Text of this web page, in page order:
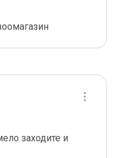
заходите и